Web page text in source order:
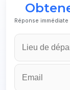
Réponse immédiate